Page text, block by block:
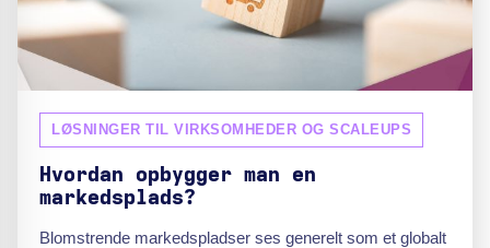
LØSNINGER TIL VIRKSOMHEDER OG SCALEUPS
Hvordan opbygger man en
markedsplads?
Blomstrende markedspladser ses generelt som et globalt